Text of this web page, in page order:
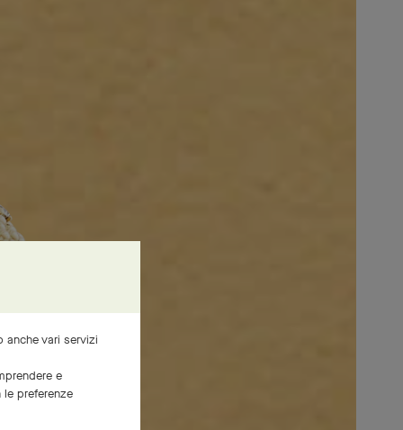
vari servizi
e
preferenze